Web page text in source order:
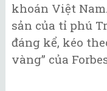
khoán Việt
sản của tỉ phú
đáng kể, kéo
vàng” của